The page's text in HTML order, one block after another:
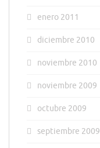
enero 2011
diciembre 2010
noviembre 2010
noviembre 2009
octubre 2009
septiembre 2009